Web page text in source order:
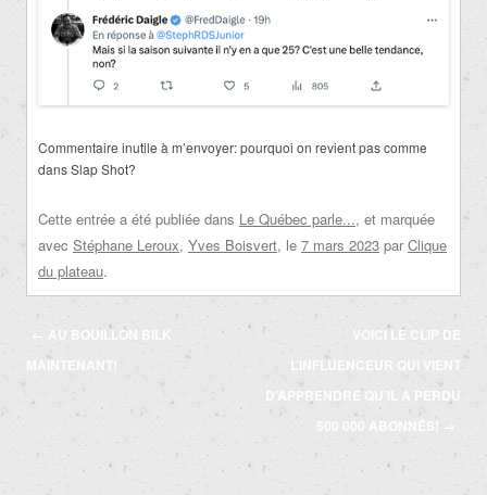
Commentaire inutile à m’envoyer: pourquoi on revient pas comme
dans Slap Shot?
Cette entrée a été publiée dans Le Québec parle..., et marquée
avec Stéphane Leroux, Yves Boisvert, le 7 mars 2023 par Clique
du plateau.
Navigation
des
← AU BOUILLON BILK
MAINTENANT!
VOICI LE CLIP DE
L’INFLUENCEUR QUI VIENT
D’APPRENDRE QU’IL A PERDU
500 000 ABONNÉS!
→